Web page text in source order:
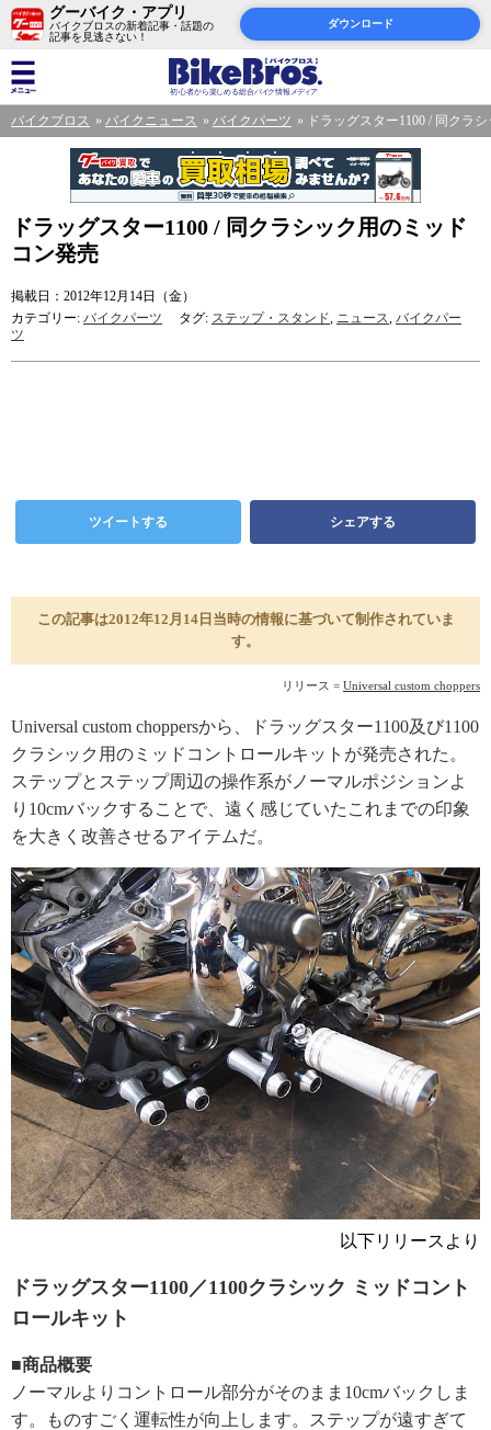
グーバイク・アプリ
バイクブロスの新着記事・話題の
記事を見逃さない！
ダウンロード
バイクブロス バイクニュース バイクパーツ ドラッグスター1100 / 同クラ
ドラッグスター1100 / 同クラシック用のミッド
コン発売
掲載日：2012年12月14日（金）
カテゴリー: バイクパーツ タグ: ステップ・スタンド, ニュース, バイクパー
ツ
ツイートする シェアする
この記事は2012年12月14日当時の情報に基づいて制作されていま
す。
リリース = Universal custom choppers
Universal custom choppersから、ドラッグスター1100及び1100
クラシック用のミッドコントロールキットが発売された。
ステップとステップ周辺の操作系がノーマルポジションよ
り10cmバックすることで、遠く感じていたこれまでの印象
を大きく改善させるアイテムだ。
以下リリースより
ドラッグスター1100／1100クラシック ミッドコント
ロールキット
■商品概要
ノーマルよりコントロール部分がそのまま10cmバックしま
す。ものすごく運転性が向上します。ステップが遠すぎて